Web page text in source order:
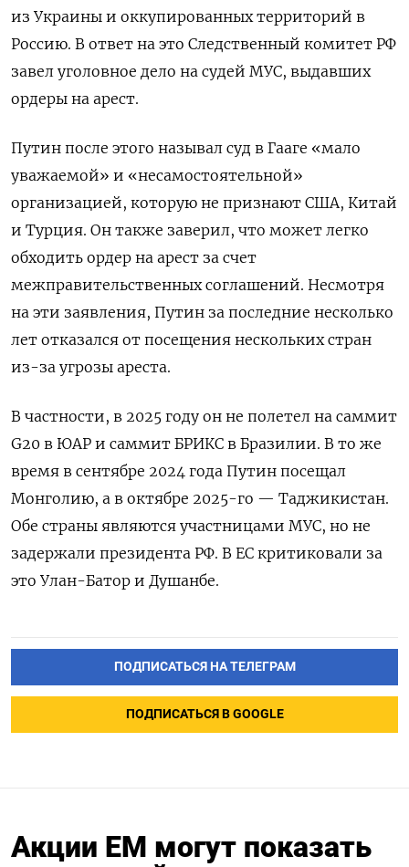
из Украины и оккупированных территорий в
Россию. В ответ на это Следственный комитет РФ
завел уголовное дело на судей МУС, выдавших
ордеры на арест.
Путин после этого называл суд в Гааге «мало
уважаемой» и «несамостоятельной»
организацией, которую не признают США, Китай
и Турция. Он также заверил, что может легко
обходить ордер на арест за счет
межправительственных соглашений. Несмотря
на эти заявления, Путин за последние несколько
лет отказался от посещения нескольких стран
из-за угрозы ареста.
В частности, в 2025 году он не полетел на саммит
G20 в ЮАР и саммит БРИКС в Бразилии. В то же
время в сентябре 2024 года Путин посещал
Монголию, а в октябре 2025-го — Таджикистан.
Обе страны являются участницами МУС, но не
задержали президента РФ. В ЕС критиковали за
это Улан-Батор и Душанбе.
ПОДПИСАТЬСЯ НА ТЕЛЕГРАМ
ПОДПИСАТЬСЯ В GOOGLE
Акции ЕМ могут показать